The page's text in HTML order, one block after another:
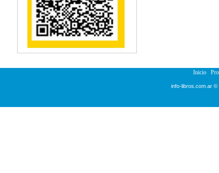
Reumatología
Salud Pública
Semiología
Terapia Ocupacional
Urología
Inicio
info-libros.com.ar